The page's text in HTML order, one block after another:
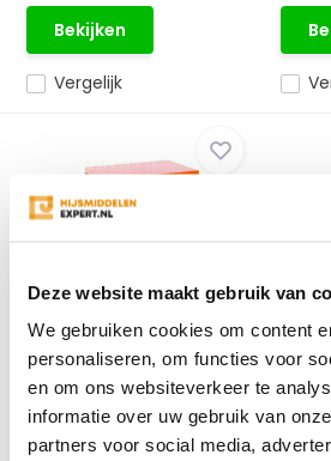
Deze website maakt gebruik van
We gebruiken cookies om content
personaliseren, om functies voor
en om ons websiteverkeer te
informatie over uw gebruik van
partners voor social media,
Vergelijk
Bekijken
Heftafel 2000kg
Een stationaire heftafel
2000 kg is een robuuste...
Op voorraad
€2.413,95 Excl. btw
Een
vorm